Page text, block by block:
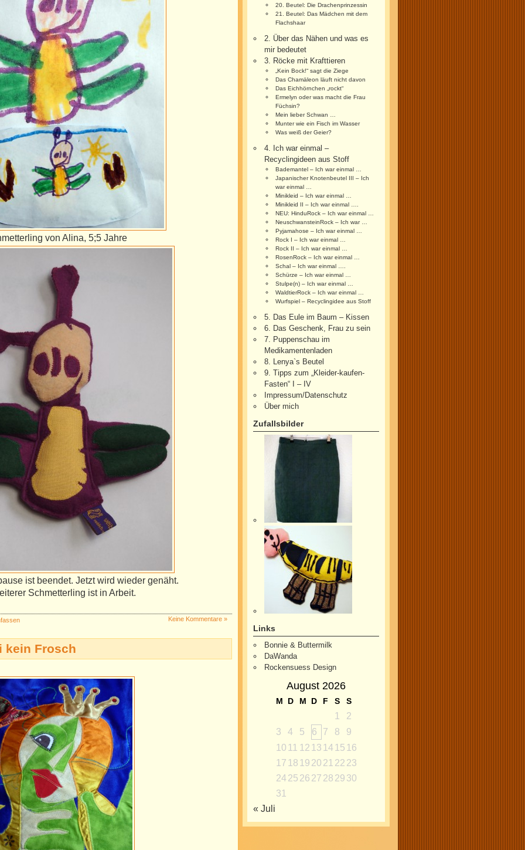
von Alina, 5;5 Jahre
ist beendet. Jetzt wird wieder genäht.
Schmetterling ist in Arbeit.
Keine Kommentare »
kein Frosch
20. Beutel: Die Drachenprinzessin
21. Beutel: Das Mädchen mit dem
Flachshaar
2. Über das Nähen und was es
mir bedeutet
3. Röcke mit Krafttieren
„Kein Bock!“ sagt die Ziege
Das Chamäleon läuft nicht davon
Das Eichhörnchen „rockt“
Ermelyn oder was macht die Frau
Füchsin?
Mein lieber Schwan …
Munter wie ein Fisch im Wasser
Was weiß der Geier?
4. Ich war einmal –
Recyclingideen aus Stoff
Bademantel – Ich war einmal …
Japanischer Knotenbeutel III – Ich
war einmal …
Minikleid – Ich war einmal …
Minikleid II – Ich war einmal ….
NEU: HinduRock – Ich war einmal …
NeuschwansteinRock – Ich war …
Pyjamahose – Ich war einmal …
Rock I – Ich war einmal …
Rock II – Ich war einmal …
RosenRock – Ich war einmal …
Schal – Ich war einmal ….
Schürze – Ich war einmal …
Stulpe(n) – Ich war einmal …
WaldtierRock – Ich war einmal …
Wurfspiel – Recyclingidee aus Stoff
5. Das Eule im Baum – Kissen
6. Das Geschenk, Frau zu sein
7. Puppenschau im
Medikamentenladen
8. Lenya`s Beutel
9. Tipps zum „Kleider-kaufen-
Fasten“ I – IV
Impressum/Datenschutz
Über mich
Zufallsbilder
Links
Bonnie & Buttermilk
DaWanda
Rockensuess Design
August 2026
M D M D F S S
1
2
3
4 5 6 7 8
9
10 11 12 13 14 15 16
17 18 19 20 21 22 23
24 25 26 27 28 29 30
31
« Juli